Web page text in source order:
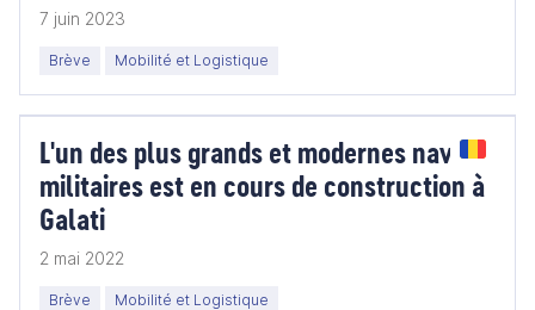
7 juin 2023
Brève Mobilité et Logistique
L'un des plus grands et modernes navires
militaires est en cours de construction à
Galati
2 mai 2022
Brève Mobilité et Logistique